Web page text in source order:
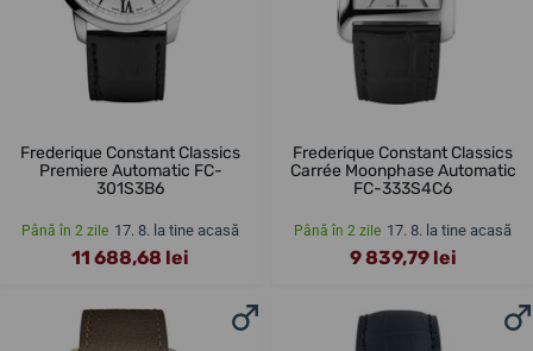
Frederique Constant Classics
Premiere Automatic FC-
301S3B6
Până în 2 zile 17. 8. la tine acasă
11 688,68 lei
Frederique Constant Classics
Carrée Moonphase Automatic
FC-333S4C6
Până în 2 zile 17. 8. la tine acasă
9 839,79 lei